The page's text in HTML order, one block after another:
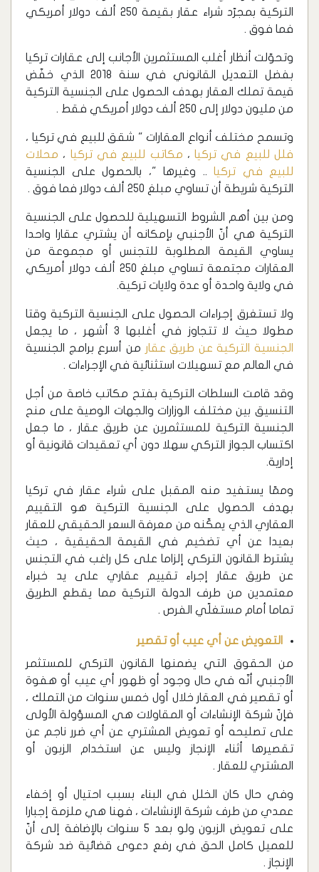
التركية بمجرّد شراء عقار بقيمة 250 ألف دولار أمريكي
فما فوق .
وتحوّلت أنظار أغلب المستثمرين الأجانب إلى عقارات تركيا
بفضل التعديل القانوني في سنة 2018 الذي خفّض
قيمة تملك العقار بهدف الحصول على الجنسية التركية
من مليون دولار إلى 250 ألف دولار أمريكي فقط .
وتسمح مختلف أنواع العقارات " شقق للبيع في تركيا ،
فلل للبيع في تركيا، مكاتب للبيع في تركيا ، محلات
للبيع في تركيا .. وغيرها "، بالحصول على الجنسية
التركية شريطة أن تساوي مبلغ 250 ألف دولار فما فوق .
ومن بين أهم الشروط التسهيلية للحصول على الجنسية
التركية هي أنّ الأجنبي بإمكانه أن يشتري عقارا واحدا
يساوي القيمة المطلوبة للتجنس أو مجموعة من
العقارات مجتمعة تساوي مبلغ 250 ألف دولار أمريكي
في ولاية واحدة أو عدة ولايات تركية.
ولا تستغرق إجراءات الحصول على الجنسية التركية وقتا
مطولا حيث لا تتجاوز في أغلبها 3 أشهر ، ما يجعل
الجنسية التركية عن طريق عقار من أسرع برامج الجنسية
في العالم مع تسهيلات استثنائية في الإجراءات .
وقد قامت السلطات التركية بفتح مكاتب خاصة من أجل
التنسيق بين مختلف الوزارات والجهات الوصية على منح
الجنسية التركية للمستثمرين عن طريق عقار ، ما جعل
اكتساب الجواز التركي سهلا دون أي تعقيدات قانونية أو
إدارية.
وممّا يستفيد منه المقبل على شراء عقار في تركيا
بهدف الحصول على الجنسية التركية هو التقييم
العقاري الذي يمكّنه من معرفة السعر الحقيقي للعقار
بعيدا عن أي تضخيم في القيمة الحقيقية ، حيث
يشترط القانون التركي إلزاما على كل راغب في التجنس
عن طريق عقار إجراء تقييم عقاري على يد خبراء
معتمدين من طرف الدولة التركية مما يقطع الطريق
تماما أمام مستغلّي الفرص .
التعويض عن أي عيب أو تقصير
من الحقوق التي يضمنها القانون التركي للمستثمر
الأجنبي أنّه في حال وجود أو ظهور أي عيب أو هفوة
أو تقصير في العقار خلال أول خمس سنوات من التملك ،
فإنّ شركة الإنشاءات أو المقاولات هي المسؤولة الأولى
على تصليحه أو تعويض المشتري عن أي ضرر ناجم عن
تقصيرها أثناء الإنجاز وليس عن استخدام الزبون أو
المشتري للعقار .
وفي حال كان الخلل في البناء بسبب احتيال أو إخفاء
عمدي من طرف شركة الإنشاءات ، فهنا هي ملزمة إجبارا
على تعويض الزبون ولو بعد 5 سنوات بالإضافة إلى أنّ
للعميل كامل الحق في رفع دعوى قضائية ضد شركة
الإنجاز .